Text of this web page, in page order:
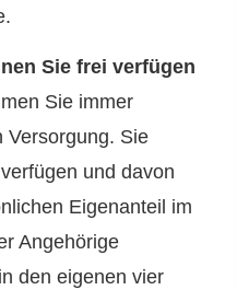
Sie frei verfügen
Sie immer
Versorgung. Sie
und davon
Eigenanteil im
Angehörige
den eigenen vier